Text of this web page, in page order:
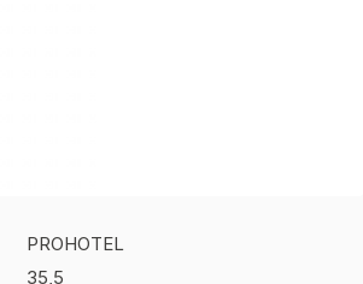
PROHOTEL
35,5